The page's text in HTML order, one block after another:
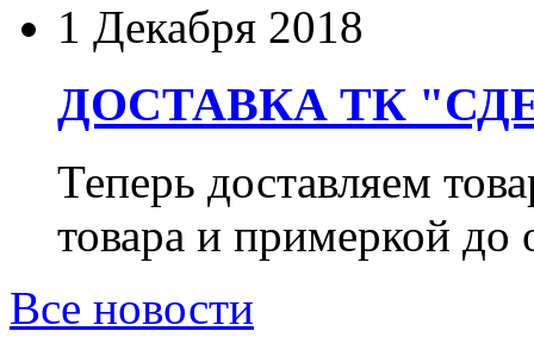
1 Декабря 2018
ДОСТАВКА ТК
Теперь доставляем
товара и примеркой
Все новости